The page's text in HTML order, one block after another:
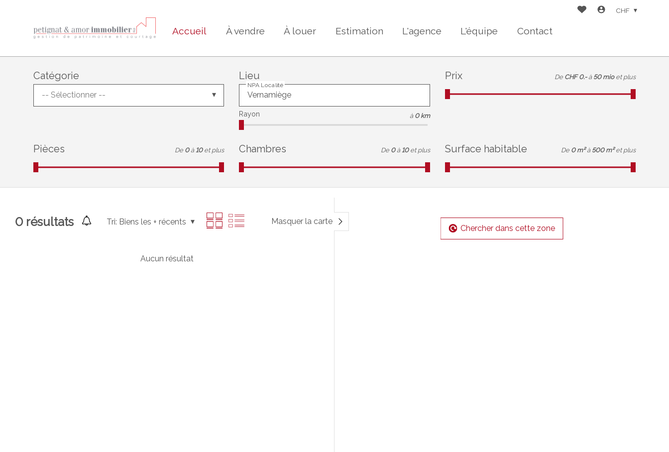
Accueil À vendre À louer Estimation L'agence L'équipe Contact
CHF
Catégorie
-- Sélectionner --
Lieu
NPA Localité
Rayon à 0 km
Prix De CHF 0.- à 50 mio et plus
Pièces De 0 à 10 et plus Chambres De 0 à 10 et plus Surface habitable De 0 m² à 500 m² et plus
0résultats Tri: Biens les + récents Masquer la carte
Aucun résultat
Chercher dans cette zone